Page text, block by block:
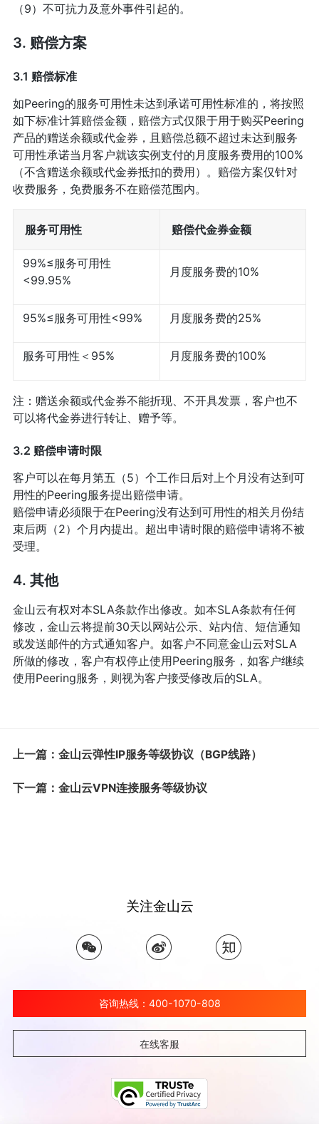
（9）不可抗力及意外事件引起的。
3. 赔偿方案
3.1 赔偿标准
如Peering的服务可用性未达到承诺可用性标准的，将按照
如下标准计算赔偿金额，赔偿方式仅限于用于购买Peering
产品的赠送余额或代金券，且赔偿总额不超过未达到服务
可用性承诺当月客户就该实例支付的月度服务费用的100%
（不含赠送余额或代金券抵扣的费用）。赔偿方案仅针对
收费服务，免费服务不在赔偿范围内。
服务可用性 赔偿代金券金额
99%≤服务可用性
<99.95%
月度服务费的10%
95%≤服务可用性<99% 月度服务费的25%
服务可用性＜95% 月度服务费的100%
注：赠送余额或代金券不能折现、不开具发票，客户也不
可以将代金券进行转让、赠予等。
3.2 赔偿申请时限
客户可以在每月第五（5）个工作日后对上个月没有达到可
用性的Peering服务提出赔偿申请。
赔偿申请必须限于在Peering没有达到可用性的相关月份结
束后两（2）个月内提出。超出申请时限的赔偿申请将不被
受理。
4. 其他
金山云有权对本SLA条款作出修改。如本SLA条款有任何
修改，金山云将提前30天以网站公示、站内信、短信通知
或发送邮件的方式通知客户。如客户不同意金山云对SLA
所做的修改，客户有权停止使用Peering服务，如客户继续
使用Peering服务，则视为客户接受修改后的SLA。
上一篇：金山云弹性IP服务等级协议（BGP线路）
下一篇：金山云VPN连接服务等级协议
关注金山云
咨询热线：400-1070-808
在线客服